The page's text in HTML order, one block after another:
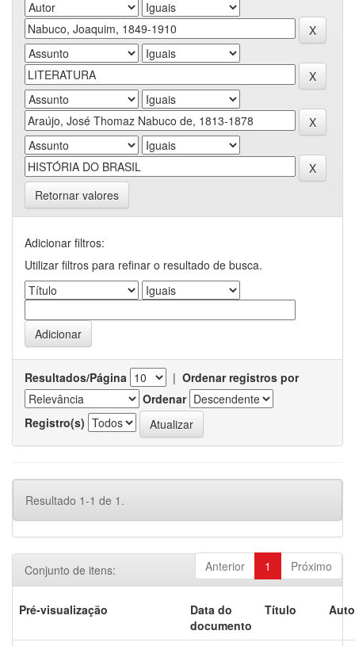
Retornar valores
Adicionar filtros:
Utilizar filtros para refinar o resultado de busca.
Resultados/Página | Ordenar registros por
Ordenar
Registro(s)
Resultado 1-1 de 1.
Anterior 1 Próximo
Conjunto de itens:
Pré-visualização
Data do
documento
Título